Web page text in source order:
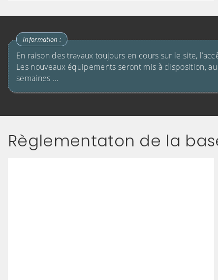
En raison des travaux toujours en cours sur le site,
Les nouveaux équipements seront mis à disposition,
semaines …
Règlementaton de la